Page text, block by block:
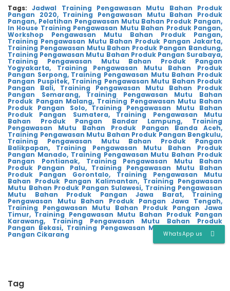
Tags:Jadwal Training Pengawasan Mutu Bahan Produk
Pangan 2020, Training Pengawasan Mutu Bahan Produk
Pangan, Pelatihan Pengawasan Mutu Bahan Produk Pangan,
In House Training Pengawasan Mutu Bahan Produk Pangan,
Workshop Pengawasan Mutu Bahan Produk Pangan,
Training Pengawasan Mutu Bahan Produk Pangan Jakarta,
Training Pengawasan Mutu Bahan Produk Pangan Bandung,
Training Pengawasan Mutu Bahan Produk Pangan Surabaya,
Training Pengawasan Mutu Bahan Produk Pangan
Yogyakarta, Training Pengawasan Mutu Bahan Produk
Pangan Serpong, Training Pengawasan Mutu Bahan Produk
Pangan Puspitek, Training Pengawasan Mutu Bahan Produk
Pangan Bali, Training Pengawasan Mutu Bahan Produk
Pangan Semarang, Training Pengawasan Mutu Bahan
Produk Pangan Malang, Training Pengawasan Mutu Bahan
Produk Pangan Solo, Training Pengawasan Mutu Bahan
Produk Pangan Sumatera, Training Pengawasan Mutu
Bahan Produk Pangan Bandar Lampung, Training
Pengawasan Mutu Bahan Produk Pangan Banda Aceh,
Training Pengawasan Mutu Bahan Produk Pangan Bengkulu,
Training Pengawasan Mutu Bahan Produk Pangan
Balikpapan, Training Pengawasan Mutu Bahan Produk
Pangan Manado, Training Pengawasan Mutu Bahan Produk
Pangan Pontianak, Training Pengawasan Mutu Bahan
Produk Pangan Palu, Training Pengawasan Mutu Bahan
Produk Pangan Gorontalo, Training Pengawasan Mutu
Bahan Produk Pangan Kalimantan, Training Pengawasan
Mutu Bahan Produk Pangan Sulawesi, Training Pengawasan
Mutu Bahan Produk Pangan Jawa Barat, Training
Pengawasan Mutu Bahan Produk Pangan Jawa Tengah,
Training Pengawasan Mutu Bahan Produk Pangan Jawa
Timur, Training Pengawasan Mutu Bahan Produk Pangan
Karawang, Training Pengawasan Mutu Bahan Produk
Pangan Bekasi, Training Pengawasan Mutu Bahan Produk
Pangan Cikarang
Tag
WhatsApp us